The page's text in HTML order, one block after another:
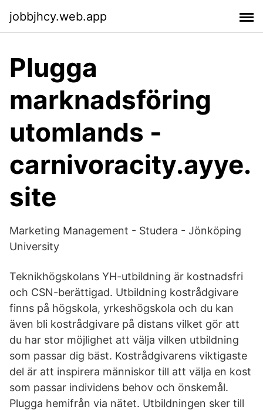
jobbjhcy.web.app
Plugga
marknadsföring
utomlands -
carnivoracity.ayye.
site
Marketing Management - Studera - Jönköping
University
Teknikhögskolans YH-utbildning är kostnadsfri
och CSN-berättigad. Utbildning kostrådgivare
finns på högskola, yrkeshögskola och du kan
även bli kostrådgivare på distans vilket gör att
du har stor möjlighet att välja vilken utbildning
som passar dig bäst. Kostrådgivarens viktigaste
del är att inspirera människor till att välja en kost
som passar individens behov och önskemål.
Plugga hemifrån via nätet. Utbildningen sker till